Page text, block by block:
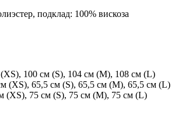
подклад: 100% вискоза
100 см (S), 104 см (M), 108 см (L)
(XS), 65,5 см (S), 65,5 см (M), 65,5 см (L)
(XS), 75 см (S), 75 см (M), 75 см (L)